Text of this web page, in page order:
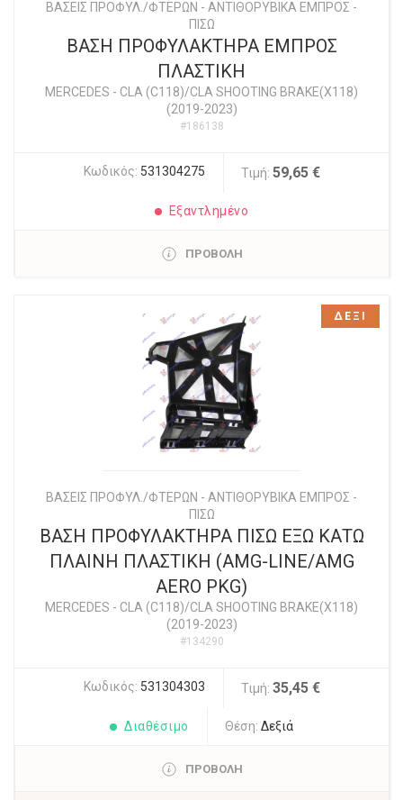
ΒΑΣΕΙΣ ΠΡΟΦΥΛ./ΦΤΕΡΩΝ - ΑΝΤΙΘΟΡΥΒΙΚΑ ΕΜΠΡΟΣ -
ΠΙΣΩ
ΒΑΣΗ ΠΡΟΦΥΛΑΚΤΗΡΑ ΕΜΠΡΟΣ
ΠΛΑΣΤΙΚΗ
MERCEDES - CLA (C118)/CLA SHOOTING BRAKE(X118)
(2019-2023)
#186138
Κωδικός: 531304275 Τιμή: 59,65 €
Εξαντλημένο
ΠΡΟΒΟΛΗ
ΒΑΣΕΙΣ ΠΡΟΦΥΛ./ΦΤΕΡΩΝ - ΑΝΤΙΘΟΡΥΒΙΚΑ ΕΜΠΡΟΣ -
ΠΙΣΩ
ΒΑΣΗ ΠΡΟΦΥΛΑΚΤΗΡΑ ΠΙΣΩ ΕΞΩ ΚΑΤΩ
ΠΛΑΙΝΗ ΠΛΑΣΤΙΚΗ (AMG-LINE/AMG
AERO PKG)
MERCEDES - CLA (C118)/CLA SHOOTING BRAKE(X118)
(2019-2023)
#134290
Κωδικός: 531304303 Τιμή: 35,45 €
Διαθέσιμο Θέση: Δεξιά
ΠΡΟΒΟΛΗ
ΔΕΞΙ